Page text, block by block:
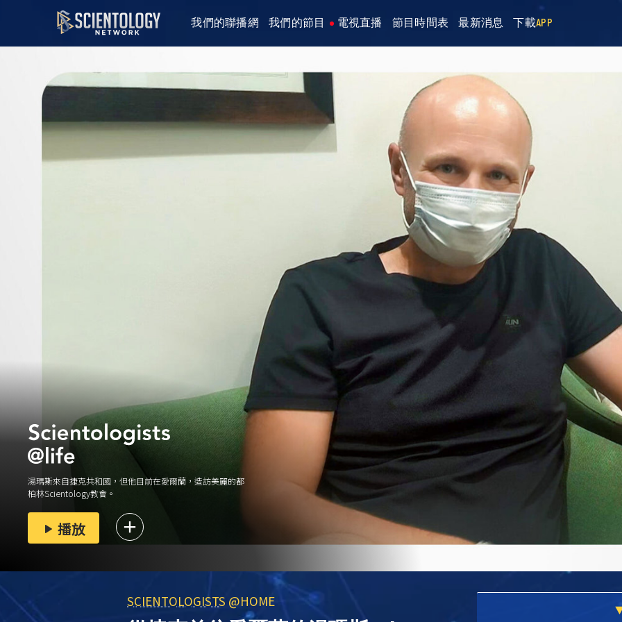
我們的聯播網 我們的節目 電視直播 節目時間表 最新消息 下載APP
湯瑪斯來自捷克共和國，但他目前在愛爾蘭，造訪美麗的都
柏林Scientology教會。
播放
SCIENTOLOGISTS @HOME